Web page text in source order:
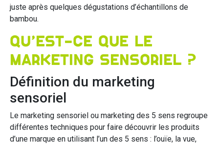
juste après quelques dégustations d’échantillons de
bambou.
Qu’est-ce que le
marketing sensoriel ?
Définition du marketing
sensoriel
Le marketing sensoriel ou marketing des 5 sens regroupe
différentes techniques pour faire découvrir les produits
d’une marque en utilisant l’un des 5 sens : l’ouïe, la vue,